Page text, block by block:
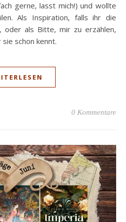
gerne, lasst mich!) und wollte
Als Inspiration, falls ihr die
oder als Bitte, mir zu erzählen,
schon kennt.
0 Kommentare